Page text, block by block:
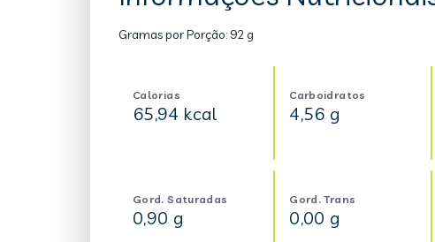
Gramas por Porção: 92 g
Calorias
65,94 kcal
Carboidratos
4,56 g
Gord. Saturadas
0,90 g
Gord. Trans
0,00 g